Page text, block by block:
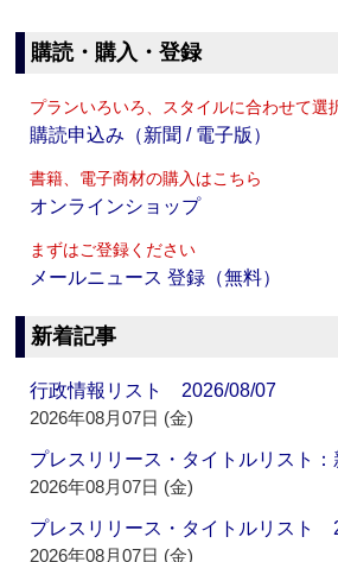
購読・購入・登録
プランいろいろ、スタイルに合わせて選
購読申込み（新聞 / 電子版）
書籍、電子商材の購入はこちら
オンラインショップ
まずはご登録ください
メールニュース 登録（無料）
新着記事
行政情報リスト 2026/08/07
2026年08月07日 (金)
プレスリリース・タイトルリスト
2026年08月07日 (金)
プレスリリース・タイトルリスト
2026年08月07日 (金)